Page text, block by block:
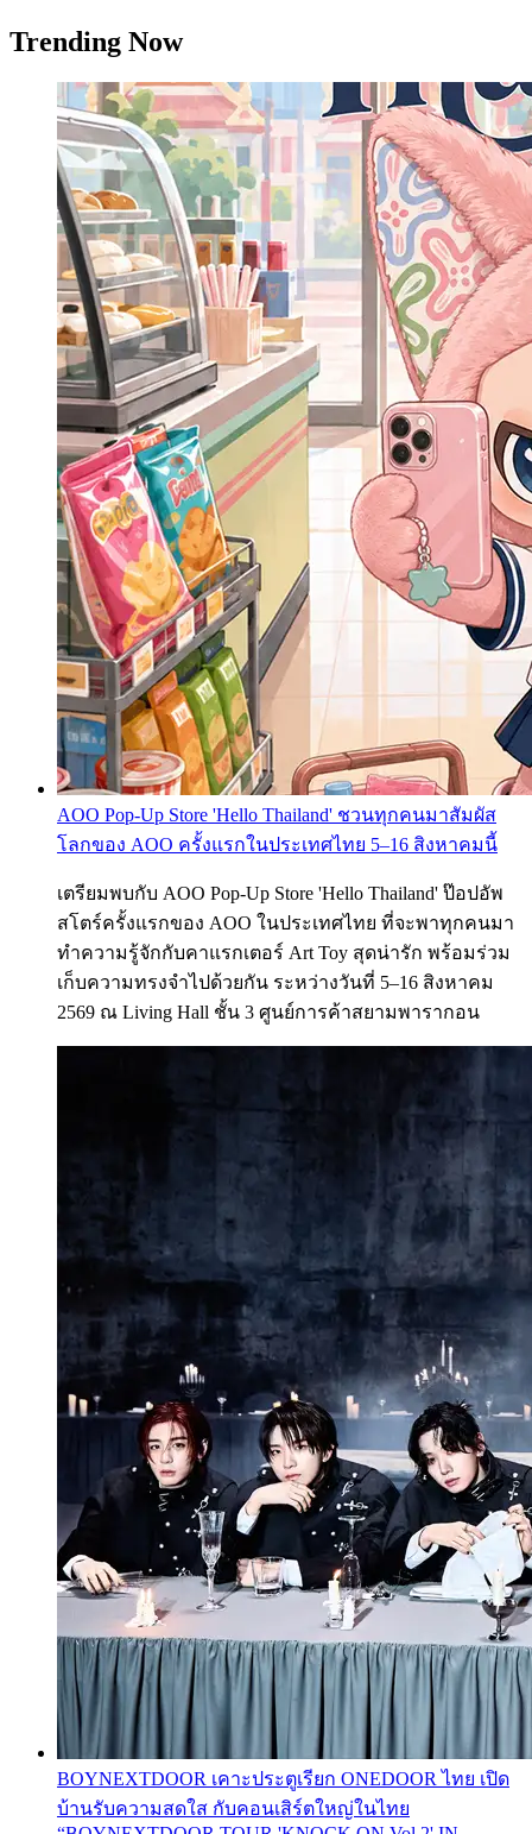
Trending Now
AOO Pop-Up Store 'Hello Thailand' ชวนทุกคนมาสัมผัส
โลกของ AOO ครั้งแรกในประเทศไทย 5–16 สิงหาคมนี้
เตรียมพบกับ AOO Pop-Up Store 'Hello Thailand' ป๊อปอัพ
สโตร์ครั้งแรกของ AOO ในประเทศไทย ที่จะพาทุกคนมา
ทำความรู้จักกับคาแรกเตอร์ Art Toy สุดน่ารัก พร้อมร่วม
เก็บความทรงจำไปด้วยกัน ระหว่างวันที่ 5–16 สิงหาคม
2569 ณ Living Hall ชั้น 3 ศูนย์การค้าสยามพารากอน
BOYNEXTDOOR เคาะประตูเรียก ONEDOOR ไทย เปิด
บ้านรับความสดใส กับคอนเสิร์ตใหญ่ในไทย